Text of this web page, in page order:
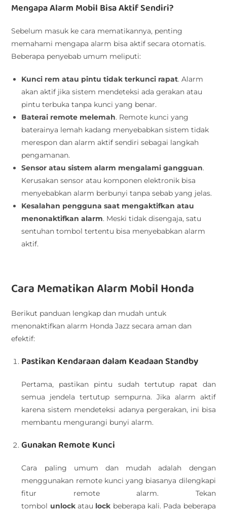
Mengapa Alarm Mobil Bisa Aktif Sendiri?
Sebelum masuk ke cara mematikannya, penting
memahami mengapa alarm bisa aktif secara otomatis.
Beberapa penyebab umum meliputi:
Kunci rem atau pintu tidak terkunci rapat. Alarm
akan aktif jika sistem mendeteksi ada gerakan atau
pintu terbuka tanpa kunci yang benar.
Baterai remote melemah. Remote kunci yang
baterainya lemah kadang menyebabkan sistem tidak
merespon dan alarm aktif sendiri sebagai langkah
pengamanan.
Sensor atau sistem alarm mengalami gangguan.
Kerusakan sensor atau komponen elektronik bisa
menyebabkan alarm berbunyi tanpa sebab yang jelas.
Kesalahan pengguna saat mengaktifkan atau
menonaktifkan alarm. Meski tidak disengaja, satu
sentuhan tombol tertentu bisa menyebabkan alarm
aktif.
Cara Mematikan Alarm Mobil Honda
Berikut panduan lengkap dan mudah untuk
menonaktifkan alarm Honda Jazz secara aman dan
efektif:
Pastikan Kendaraan dalam Keadaan Standby
Pertama, pastikan pintu sudah tertutup rapat dan
semua jendela tertutup sempurna. Jika alarm aktif
karena sistem mendeteksi adanya pergerakan, ini bisa
membantu mengurangi bunyi alarm.
Gunakan Remote Kunci
Cara paling umum dan mudah adalah dengan
menggunakan remote kunci yang biasanya dilengkapi
fitur remote alarm. Tekan
tombol unlockatau lock beberapa kali. Pada beberapa